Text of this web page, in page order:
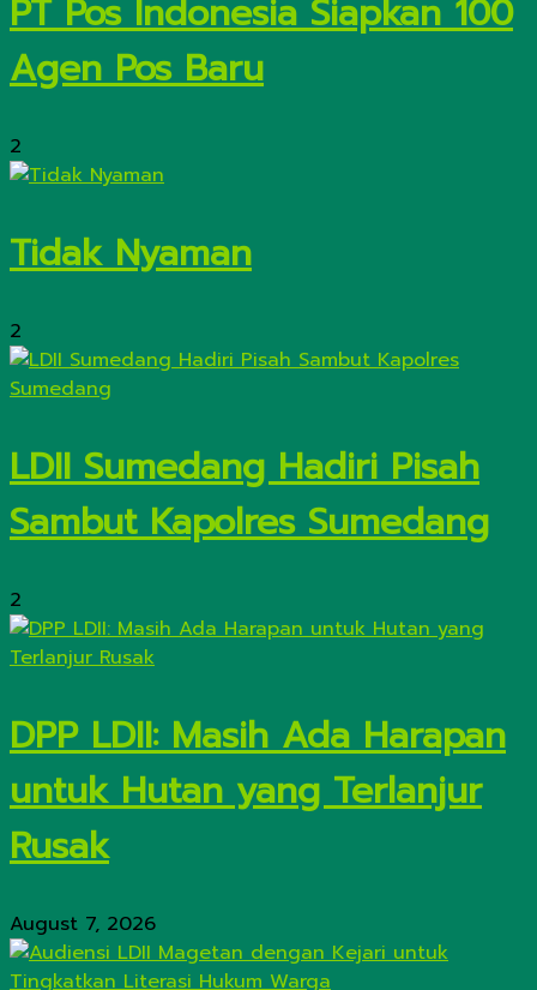
PT Pos Indonesia Siapkan 100
Agen Pos Baru
2
Tidak Nyaman
2
LDII Sumedang Hadiri Pisah
Sambut Kapolres Sumedang
2
DPP LDII: Masih Ada Harapan
untuk Hutan yang Terlanjur
Rusak
August 7, 2026